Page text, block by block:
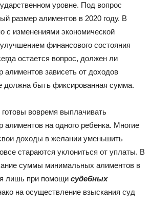
уровне. Под вопрос
размер алиментов в 2020 году. В
с изменениями экономической
финансового состояния
остается вопрос, должен ли
зависеть от доходов
должна быть фиксированная сумма.
вовремя выплачивать
на одного ребенка. Многие
доходы в желании уменьшить
стараются уклониться от уплаты. В
суммы минимальных алиментов в
лишь при помощи судебных
на осуществление взыскания суд